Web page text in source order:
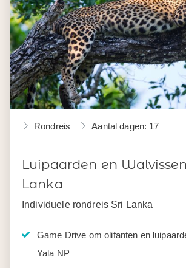
Rondreis Aantal dagen: 17
Luipaarden en
Lanka
Individuele rondreis Sri Lanka
Game Drive om olifanten en
Yala NP